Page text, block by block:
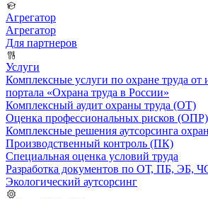
Агрегатор
Агрегатор
Для партнеров
Услуги
Комплексные услуги по охране труда
портала «Охрана труда в России»
Комплексный аудит охраны труда (ОТ)
Оценка профессиональных рисков (ОПР)
Комплексные решения аутсорсинга
Производственный контроль (ПК)
Специальная оценка условий труда
Разработка документов по ОТ, ПБ, ЭБ,
Экологический аутсорсинг